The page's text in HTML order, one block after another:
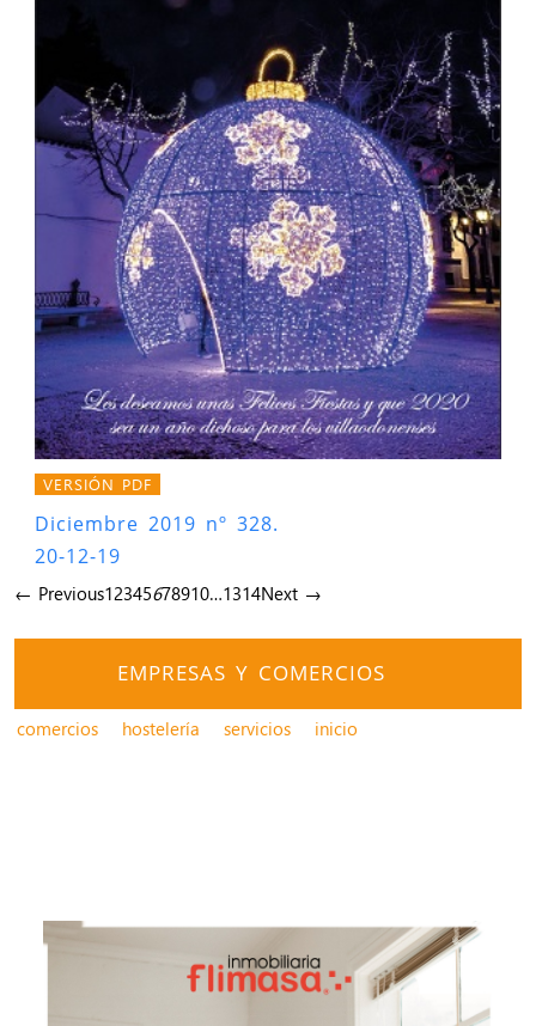
VERSIÓN PDF
Diciembre 2019 nº 328.
20-12-19
← Previous12345678910…1314Next →
EMPRESAS Y COMERCIOS
comercios hostelería servicios inicio